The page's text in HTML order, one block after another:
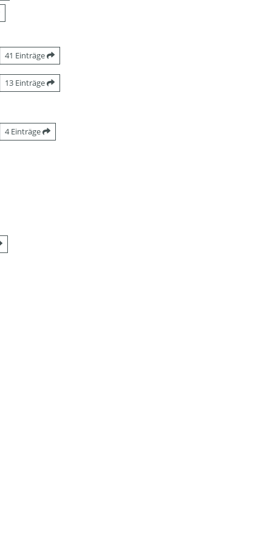
41 Einträge
13 Einträge
4 Einträge